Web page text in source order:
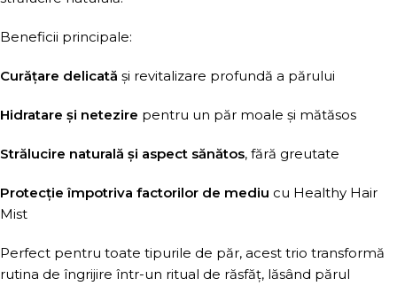
Beneficii principale:
Curățare delicată și revitalizare profundă a părului
Hidratare și netezire pentru un păr moale și mătăsos
Strălucire naturală și aspect sănătos, fără greutate
Protecție împotriva factorilor de mediu cu Healthy Hair
Mist
Perfect pentru toate tipurile de păr, acest trio transformă
rutina de îngrijire într-un ritual de răsfăț, lăsând părul